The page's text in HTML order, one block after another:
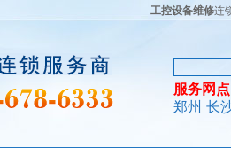
工控设备维修连
服务网点
郑州 长